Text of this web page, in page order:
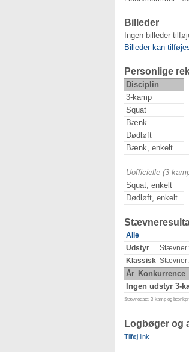
Billeder
Ingen billeder
Billeder kan
Personlige
Disciplin
3-kamp
Squat
Bænk
Dødløft
Bænk, enkelt
Uofficielle (3-
Squat, enkelt
Dødløft, enkelt
Alle
Udstyr
Stævner:
Klassisk Stævner:
År Konkurrence
Ingen udstyr 3-
Stævnedata: 3-kamp og
Logbøger og
Tilføj link